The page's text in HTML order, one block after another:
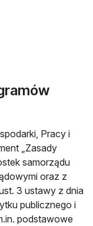
Pracy i
„Zasady
samorządu
oraz z
3 ustawy z dnia
publicznego i
podstawowe